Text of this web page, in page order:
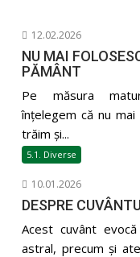
12.02.2026
NU MAI
PĂMÂNT
Pe măsura
înțelegem că nu mai
trăim și...
5.1. Diverse
10.01.2026
DESPRE
Acest cuvânt
astral, precum și